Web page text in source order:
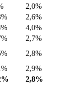
2,0%
2,6%
4,0%
2,7%
2,8%
2,9%
2,8%